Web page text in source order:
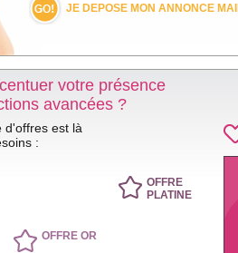
JE DEPOSE MON ANNONCE
votre présence
avancées ?
d'offres est là
:
OFFRE
PLATINE
OFFRE OR